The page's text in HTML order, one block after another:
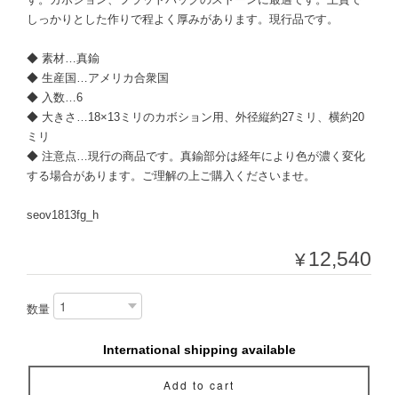
しっかりとした作りで程よく厚みがあります。現行品です。
◆ 素材…真鍮
◆ 生産国…アメリカ合衆国
◆ 入数…6
◆ 大きさ…18×13ミリのカボション用、外径縦約27ミリ、横約20
ミリ
◆ 注意点…現行の商品です。真鍮部分は経年により色が濃く変化
する場合があります。ご理解の上ご購入くださいませ。
seov1813fg_h
¥12,540
数量
International shipping available
Add to cart